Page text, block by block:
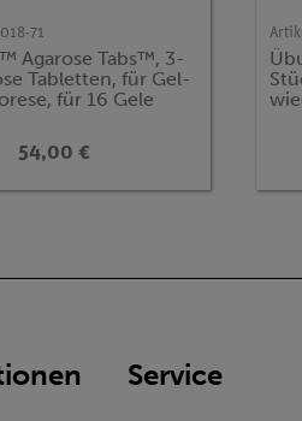
71
Agarose Tabs™, 3-
Tabletten, für Gel-
für 16 Gele
54,00 €
Service